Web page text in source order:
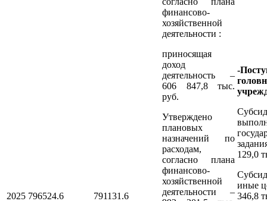
2025 796524.6 791131.6
финансово-
хозяйственной
деятельности :
приносящая
доход
деятельность –
606 847,8 тыс.
руб.
Утверждено
плановых
назначений по
расходам,
согласно плана
финансово-
хозяйственной
деятельности –
-
129,0
иные
346,8